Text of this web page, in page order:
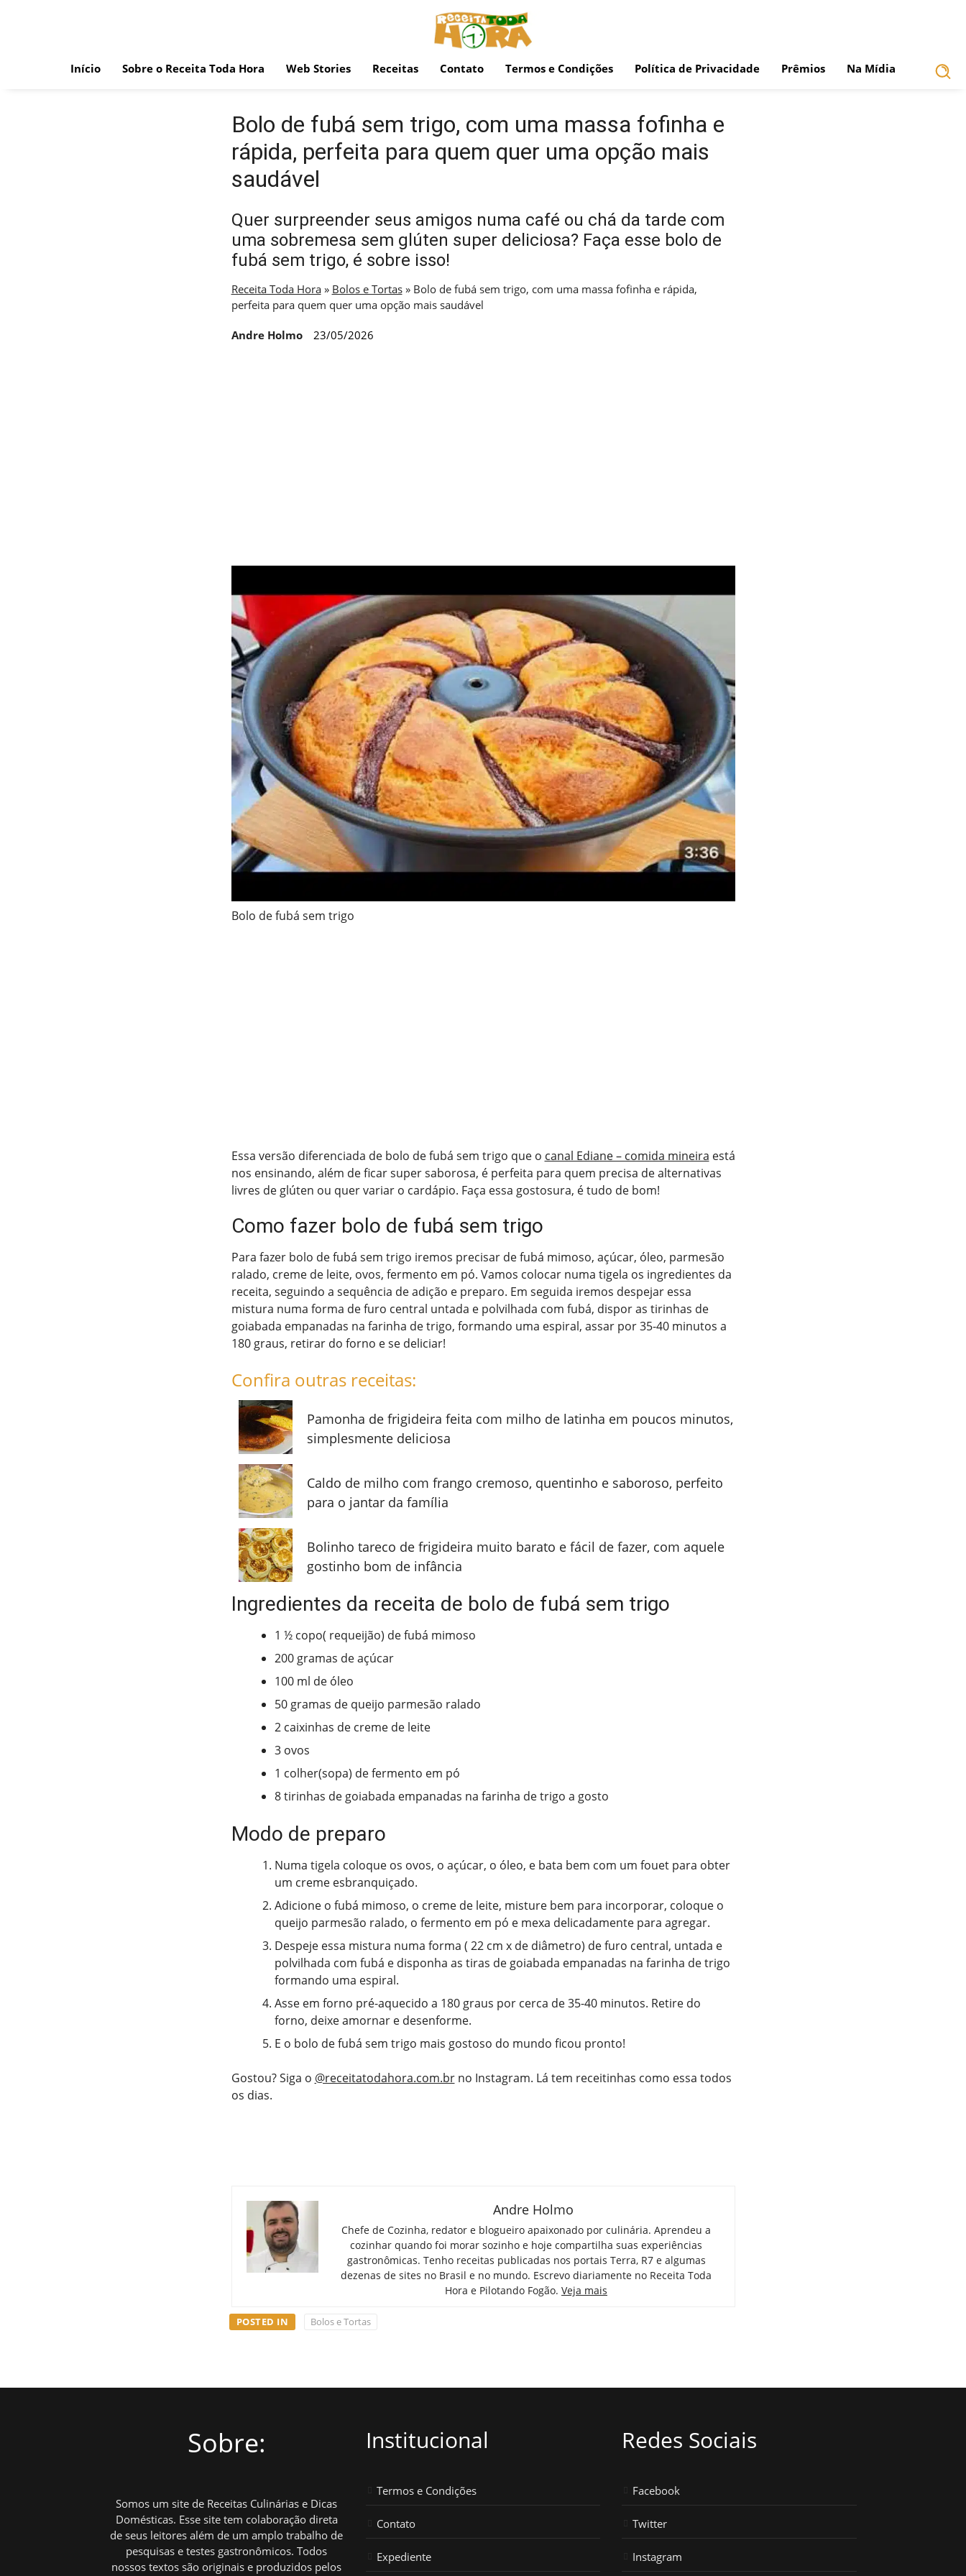
Início Sobre o Receita Toda Hora Web Stories Receitas Contato Termos e Condições Política de Privacidade Prêmios Na Mídia
Bolo de fubá sem trigo, com uma massa fofinha e
rápida, perfeita para quem quer uma opção mais
saudável
Quer surpreender seus amigos numa café ou chá da tarde com
uma sobremesa sem glúten super deliciosa? Faça esse bolo de
fubá sem trigo, é sobre isso!
Receita Toda Hora» Bolos e Tortas» Bolo de fubá sem trigo, com uma massa fofinha e rápida,
perfeita para quem quer uma opção mais saudável
Andre Holmo 23/05/2026
Bolo de fubá sem trigo
Essa versão diferenciada de bolo de fubá sem trigo que o canal Ediane – comida mineira está
nos ensinando, além de ficar super saborosa, é perfeita para quem precisa de alternativas
livres de glúten ou quer variar o cardápio. Faça essa gostosura, é tudo de bom!
Como fazer bolo de fubá sem trigo
Para fazer bolo de fubá sem trigo iremos precisar de fubá mimoso, açúcar, óleo, parmesão
ralado, creme de leite, ovos, fermento em pó. Vamos colocar numa tigela os ingredientes da
receita, seguindo a sequência de adição e preparo. Em seguida iremos despejar essa
mistura numa forma de furo central untada e polvilhada com fubá, dispor as tirinhas de
goiabada empanadas na farinha de trigo, formando uma espiral, assar por 35-40 minutos a
180 graus, retirar do forno e se deliciar!
Confira outras receitas:
Pamonha de frigideira feita com milho de latinha em poucos minutos,
simplesmente deliciosa
Caldo de milho com frango cremoso, quentinho e saboroso, perfeito
para o jantar da família
Bolinho tareco de frigideira muito barato e fácil de fazer, com aquele
gostinho bom de infância
Ingredientes da receita de bolo de fubá sem trigo
1 ½ copo( requeijão) de fubá mimoso
200 gramas de açúcar
100 ml de óleo
50 gramas de queijo parmesão ralado
2 caixinhas de creme de leite
3 ovos
1 colher(sopa) de fermento em pó
8 tirinhas de goiabada empanadas na farinha de trigo a gosto
Modo de preparo
Numa tigela coloque os ovos, o açúcar, o óleo, e bata bem com um fouet para obter
um creme esbranquiçado.
Adicione o fubá mimoso, o creme de leite, misture bem para incorporar, coloque o
queijo parmesão ralado, o fermento em pó e mexa delicadamente para agregar.
Despeje essa mistura numa forma ( 22 cm x de diâmetro) de furo central, untada e
polvilhada com fubá e disponha as tiras de goiabada empanadas na farinha de trigo
formando uma espiral.
Asse em forno pré-aquecido a 180 graus por cerca de 35-40 minutos. Retire do
forno, deixe amornar e desenforme.
E o bolo de fubá sem trigo mais gostoso do mundo ficou pronto!
Gostou? Siga o @receitatodahora.com.brno Instagram. Lá tem receitinhas como essa todos
os dias.
Andre Holmo
Chefe de Cozinha, redator e blogueiro apaixonado por culinária. Aprendeu a
cozinhar quando foi morar sozinho e hoje compartilha suas experiências
gastronômicas. Tenho receitas publicadas nos portais Terra, R7 e algumas
dezenas de sites no Brasil e no mundo. Escrevo diariamente no Receita Toda
Hora e Pilotando Fogão. Veja mais
POSTED IN Bolos e Tortas
Sobre:
Somos um site de Receitas Culinárias e Dicas
Domésticas. Esse site tem colaboração direta
de seus leitores além de um amplo trabalho de
pesquisas e testes gastronômicos. Todos
nossos textos são originais e produzidos pelos
Institucional
Termos e Condições
Contato
Expediente
Redes Sociais
Facebook
Twitter
Instagram